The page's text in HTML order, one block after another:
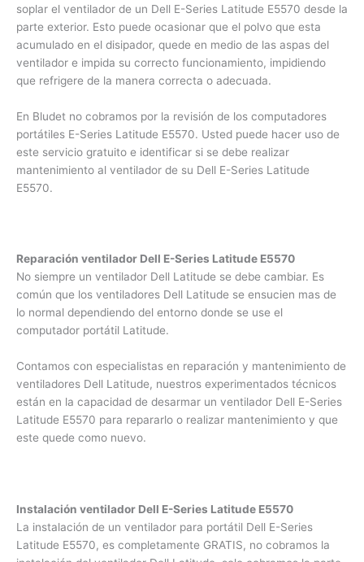
En ocasiones los usuarios de Dell Latitude intentan limpiar o
soplar el ventilador de un Dell E-Series Latitude E5570 desde
la parte exterior. Esto puede ocasionar que el polvo que esta
acumulado en el disipador, quede en medio de las aspas del
ventilador e impida su correcto funcionamiento, impidiendo
En Bludet no cobramos por la revisión de los computadores
portátiles E-Series Latitude E5570. Usted puede hacer uso
de este servicio gratuito e identificar si se debe realizar
mantenimiento al ventilador de su Dell E-Series Latitude
Reparación ventilador Dell E-Series Latitude E5570
No siempre un ventilador Dell Latitude se debe cambiar. Es
común que los ventiladores Dell Latitude se ensucien mas
de lo normal dependiendo del entorno donde se use el
Contamos con especialistas en reparación y mantenimiento
de ventiladores Dell Latitude, nuestros experimentados
técnicos están en la capacidad de desarmar un ventilador
Dell E-Series Latitude E5570 para repararlo o realizar
Instalación ventilador Dell E-Series Latitude E5570
La instalación de un ventilador para portátil Dell E-Series